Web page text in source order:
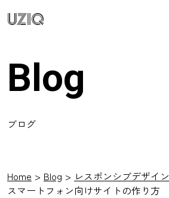
UZIQ
Blog
ブログ
Home Blog
レスポンシブデザイン
スマートフォン向けサイトの作り方